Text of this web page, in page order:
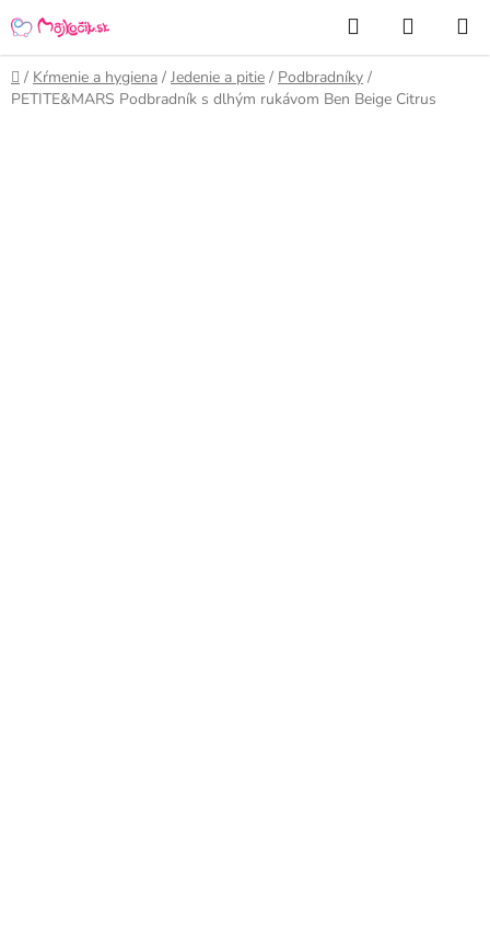
na
obsah
Hľadať
KOŠÍK
Domov
/ Kŕmenie a hygiena / Jedenie a pitie / Podbradníky /
PETITE&MARS Podbradník s dlhým rukávom Ben Beige Citrus